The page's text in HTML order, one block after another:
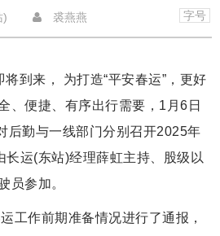
) 裘燕燕 字号
将到来， 为打造“平安春运”，更好
、便捷、有序出行需要，1月6日
后勤与一线部门分别召开2025年
长运(东站)经理薛虹主持、股级以
员参加。
工作前期准备情况进行了通报，